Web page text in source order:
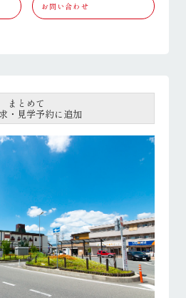
お問い合わせ
まとめて
・見学予約に追加